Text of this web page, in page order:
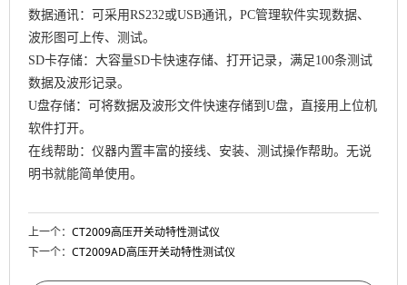
数据通讯：可采用RS232或USB通讯，PC管理软件实现数据、
波形图可上传、测试。
SD卡存储：大容量SD卡快速存储、打开记录，满足100条测试
数据及波形记录。
U盘存储：可将数据及波形文件快速存储到U盘，直接用上位机
软件打开。
在线帮助：仪器内置丰富的接线、安装、测试操作帮助。无说
明书就能简单使用。
上一个： CT2009高压开关动特性测试仪
下一个： CT2009AD高压开关动特性测试仪